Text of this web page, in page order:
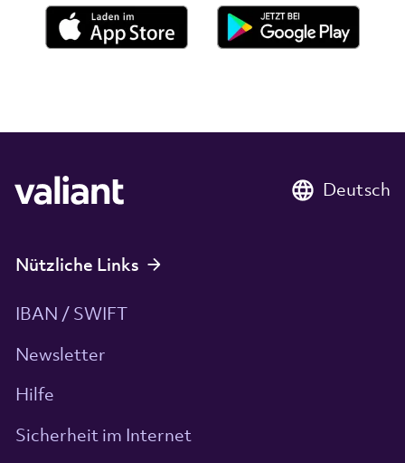
Deutsch
Nützliche Links
IBAN / SWIFT
Newsletter
Hilfe
Sicherheit im Internet